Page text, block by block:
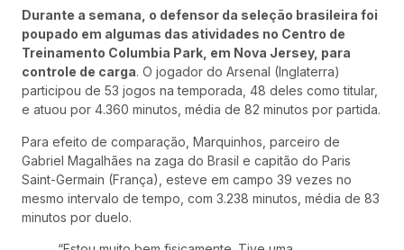
Durante a semana, o defensor da seleção brasileira foi
poupado em algumas das atividades no Centro de
Treinamento Columbia Park, em Nova Jersey, para
controle de carga. O jogador do Arsenal (Inglaterra)
participou de 53 jogos na temporada, 48 deles como titular,
e atuou por 4.360 minutos, média de 82 minutos por partida.
Para efeito de comparação, Marquinhos, parceiro de
Gabriel Magalhães na zaga do Brasil e capitão do Paris
Saint-Germain (França), esteve em campo 39 vezes no
mesmo intervalo de tempo, com 3.238 minutos, média de 83
minutos por duelo.